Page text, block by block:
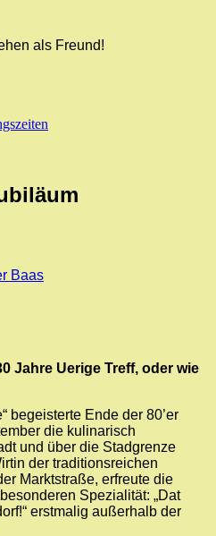
als Freund!
Baas
Jahre Uerige Treff, oder wie
begeisterte Ende der 80’er
die kulinarisch
und über die Stadgrenze
der traditionsreichen
Marktstraße, erfreute die
Spezialität: „Dat
erstmalig außerhalb der